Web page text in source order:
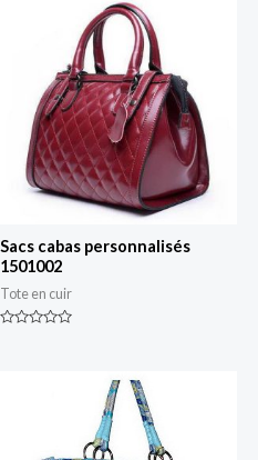
Sacs cabas personnalisés
1501002
Tote en cuir